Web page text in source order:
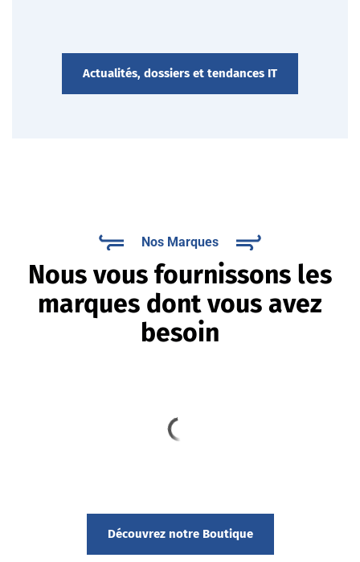
Actualités, dossiers et tendances IT
Nos Marques
Nous vous fournissons les
marques dont vous avez
besoin
Découvrez notre Boutique